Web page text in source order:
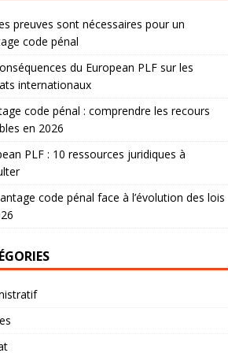
preuves sont nécessaires pour un
code pénal
du European PLF sur les
internationaux
code pénal : comprendre les recours
en 2026
PLF : 10 ressources juridiques à
code pénal face à l’évolution des lois